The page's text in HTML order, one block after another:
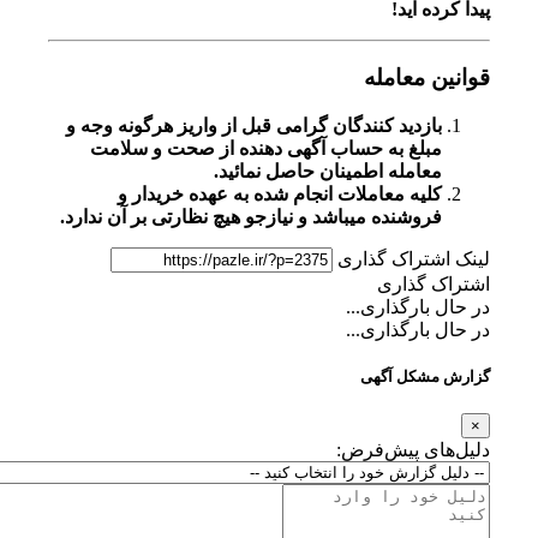
کنندگان گرامی قبل از واریز هرگونه وجه و
به حساب آگهی دهنده از صحت و سلامت
اطمینان حاصل نمائید.
معاملات انجام شده به عهده خریدار و
میباشد و نیازجو هیچ نظارتی بر آن ندارد.
گذاری
آگهی
پیش‌فرض: